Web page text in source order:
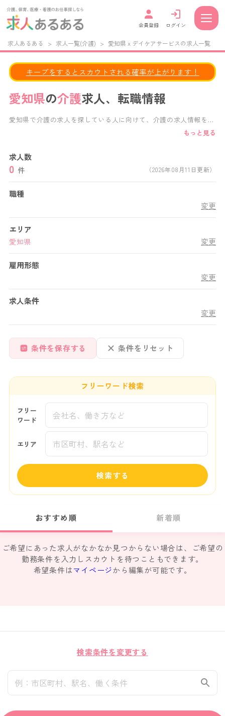
会員登録 ログイン
求人あるある > 求人一覧(介護) > 愛知県 x デイケアサービスの求人一覧
愛知県の介護求人、転職情報
キープをするとスカウトされる確率が上がります！
愛知県で介護の求人を探している人に向けて、介護の求人情報を掲
特別養護老人ホーム,老人保健施設,デイサービス,デイケアサービ
ス,グループホーム,介護付き有料老人ホーム,住宅型有料老人ホーム
など、様々な施設形態の求人から、あなたにぴったりの愛知県の介
もっと見る
求人数
0 件 （2026年08月11日更新）
職種
変更
エリア
愛知県 変更
雇用形態
変更
求人条件
変更
条件を保存する 条件をリセット
フリーワード検索
フリー
ワード
エリア
検索する
おすすめ順 新着順
ご希望にあった求人がなかなか見つからない場合は、ご希望の
勤務条件を入力しスカウトを待つこともできます。
希望条件はマイページから編集が可能です。
検索条件を変更する